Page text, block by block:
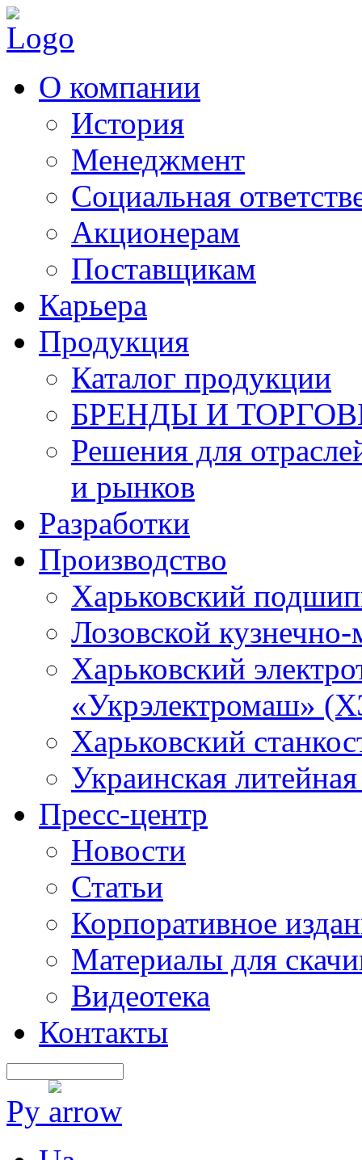
О компании
История
Менеджмент
Социальная
Акционерам
Поставщикам
Карьера
Продукция
Каталог продукции
БРЕНДЫ И
Решения для
и рынков
Разработки
Производство
Харьковский
Лозовской
Харьковский
«Укрэлектромаш»
Харьковский
Украинская
Пресс-центр
Новости
Статьи
Корпоративное
Материалы для
Видеотека
Контакты
Ру